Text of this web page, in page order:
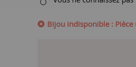
Bijou indisponible :